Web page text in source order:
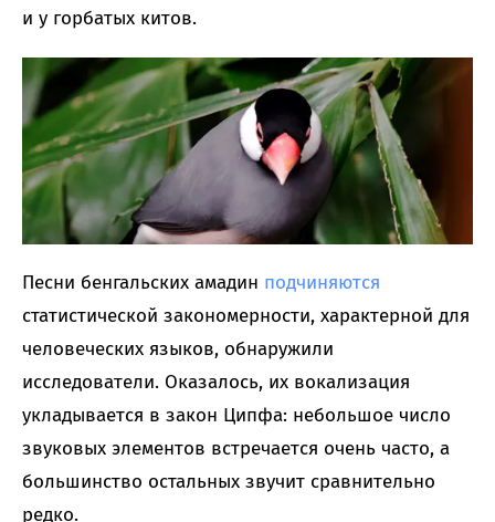
и у горбатых китов.
Песни бенгальских амадин подчиняются
статистической закономерности, характерной для
человеческих языков, обнаружили
исследователи. Оказалось, их вокализация
укладывается в закон Ципфа: небольшое число
звуковых элементов встречается очень часто, а
большинство остальных звучит сравнительно
редко.